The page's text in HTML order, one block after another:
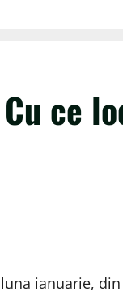
ce
ianuarie,